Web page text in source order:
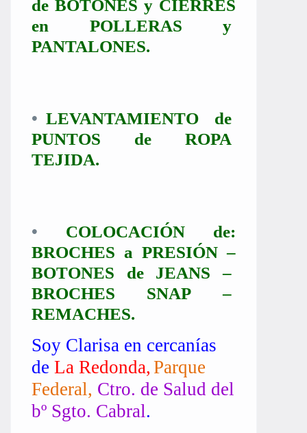
de BOTONES y CIERRES
en POLLERAS y
PANTALONES.
• LEVANTAMIENTO de
PUNTOS de ROPA
TEJIDA.
• COLOCACIÓN de:
BROCHES a PRESIÓN –
BOTONES de JEANS –
BROCHES SNAP –
REMACHES.
Soy Clarisa en cercanías
de La Redonda, Parque
Federal, Ctro. de Salud del
bº Sgto. Cabral.